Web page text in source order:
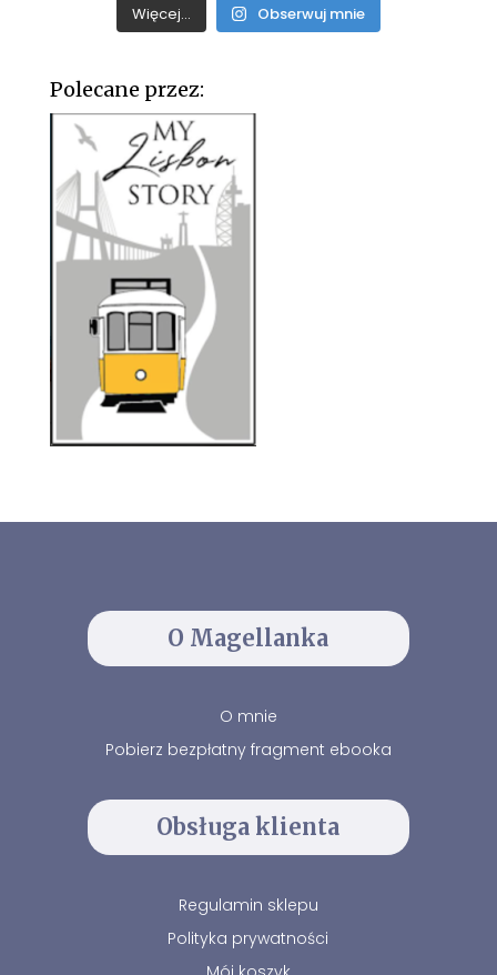
Więcej... Obserwuj mnie
Polecane przez:
O Magellanka
O mnie
Pobierz bezpłatny fragment ebooka
Obsługa klienta
Regulamin sklepu
Polityka prywatności